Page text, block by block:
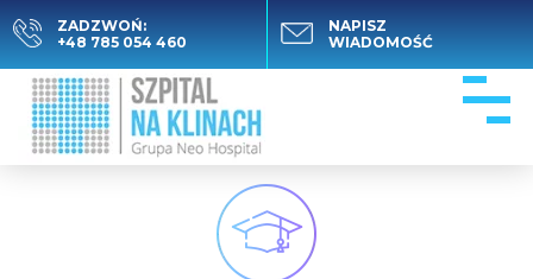
ZADZWOŃ:
+48 785 054 460
NAPISZ
WIADOMOŚĆ